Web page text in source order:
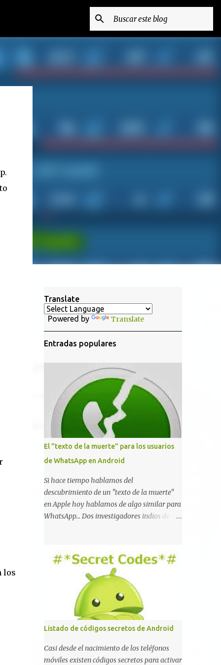
los
Translate
Powered by Translate
Entradas populares
El "texto de la muerte" para los usuarios
de WhatsApp en Android
Si hace tiempo hablamos del
descubrimiento de un "texto de la muerte"
en Apple hoy hablamos de algo similar para
WhatsApp... Dos investigadores indios de tan
que la aplicación se detenga por completo al
intentar leer un sólo mensaje de 2000
caracteres especiales y tan sólo 2 KB de
tamaño. La vulnerabilidad ha sido probada
y funciona correctamente en la mayoría de
las versiones de Android y de WhatsApp
incluyendo la 2.11.431 y 2.11.432. Sin embargo
todavía no se ha probado en iOS y Windows
no parece ser vulnerable. Esto podría
provocar que se extienda como una pesada
Listado de códigos secretos de Android
Casi desde el nacimiento de los teléfonos
móviles existen códigos secretos para activar